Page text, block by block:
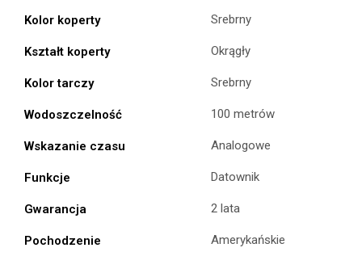
Kolor koperty Srebrny
Kształt koperty Okrągły
Kolor tarczy Srebrny
Wodoszczelność 100 metrów
Wskazanie czasu Analogowe
Funkcje Datownik
Gwarancja 2 lata
Pochodzenie Amerykańskie